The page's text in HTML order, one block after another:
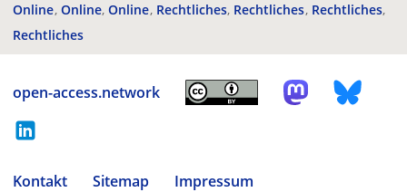
Online Online Online Rechtliches Rechtliches Rechtliches
Rechtliches
open-access.network
Kontakt Sitemap
Impressum